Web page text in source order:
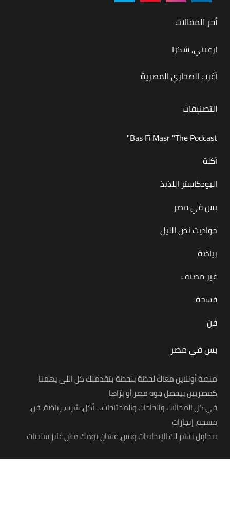
أخر المقالات
ارعبني, شكرا
أغرب الصحاري المصرية
التصنيفات
Bas Fi Masr "The Podcast"
أكلة
البودكاستر اللذيذ
بس في مصر
حواديت نص الليل
رياضة
غير مصنف
فسحة
فن
بس في مصر
منصة أونلاين معاك لحظة بلحظة بتقدملك كل اللي يهمنا
كمصريين بيحصل جوه مصر أو برّاها
في كل المجالات والحاجات والمحتاجات… أكل، شرب، رياضة، فن،
فسحة، إنجازات
بنحاول ننشر لك الإيجابيات وبس، عشان يومك مش عايز سلبيات